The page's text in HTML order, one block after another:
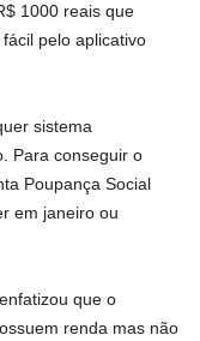
1000 reais que
pelo aplicativo
sistema
Para conseguir o
Poupança Social
em janeiro ou
que o
renda mas não